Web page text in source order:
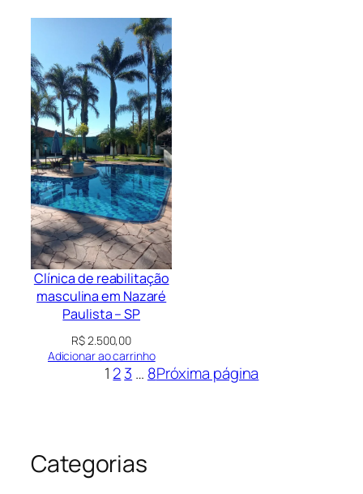
Clínica de reabilitação
masculina em Nazaré
Paulista – SP
R$2.500,00
Adicionar ao carrinho
1 23 … 8Próxima página
Categorias